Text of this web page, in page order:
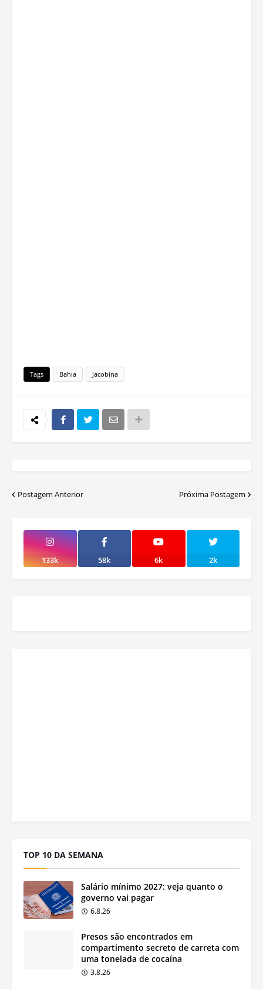
Tags Bahia Jacobina
Postagem Anterior Próxima Postagem
133k 58k 6k 2k
TOP 10 DA SEMANA
Salário mínimo 2027: veja quanto o
governo vai pagar
6.8.26
Presos são encontrados em
compartimento secreto de carreta com
uma tonelada de cocaína
3.8.26